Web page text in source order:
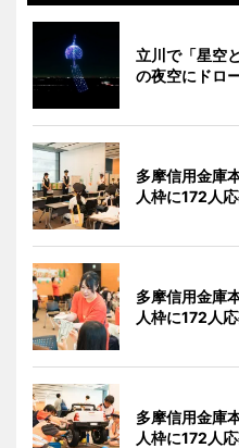
立川で「星空
の夜空にドロ
多摩信用金庫
人枠に172人応
多摩信用金庫
人枠に172人応
多摩信用金庫
人枠に172人